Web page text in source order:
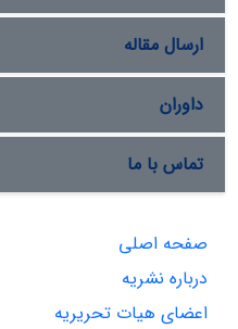
ارسال مقاله
داوران
تماس با ما
صفحه اصلی
درباره نشریه
اعضای هیات تحریریه